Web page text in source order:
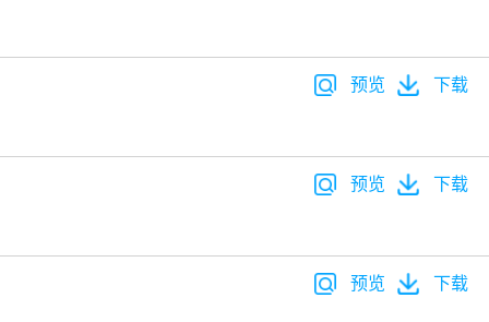
预览 下载
预览 下载
预览 下载